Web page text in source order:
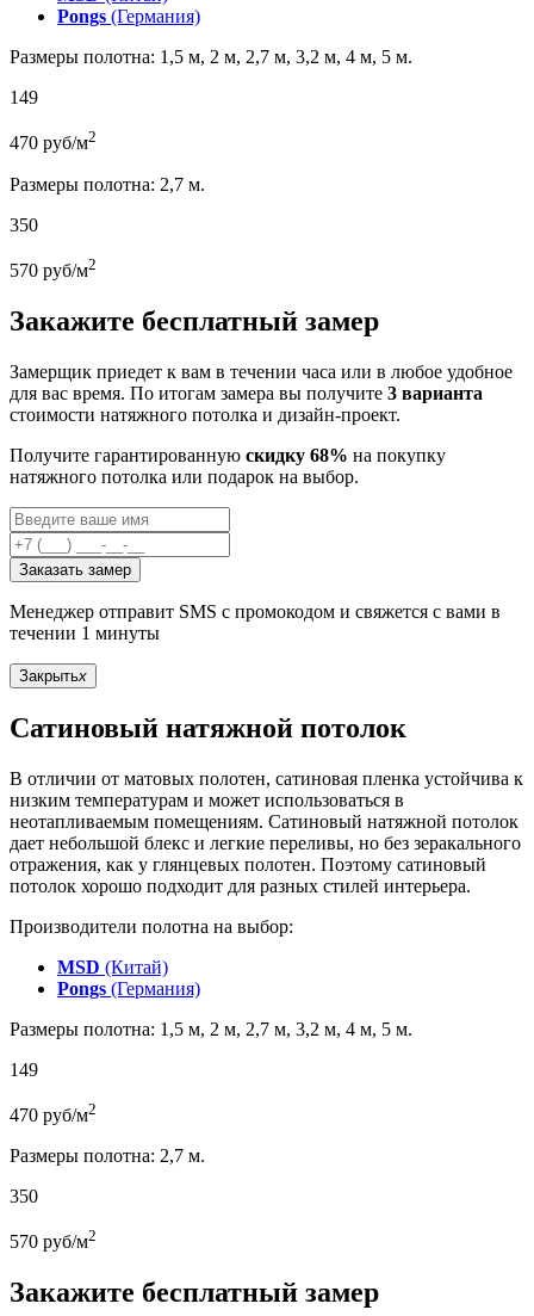
Pongs (Германия)
Размеры полотна: 1,5 м, 2 м, 2,7 м, 3,2 м, 4 м, 5 м.
149
470 руб/м2
Размеры полотна: 2,7 м.
350
570 руб/м2
Закажите бесплатный замер
Замерщик приедет к вам в течении часа или в любое удобное
для вас время. По итогам замера вы получите 3 варианта
стоимости натяжного потолка и дизайн-проект.
Получите гарантированную скидку 68% на покупку
натяжного потолка или подарок на выбор.
Заказать замер
Менеджер отправит SMS с промокодом и свяжется с вами в
течении 1 минуты
Закрытьx
Сатиновый натяжной потолок
В отличии от матовых полотен, сатиновая пленка устойчива к
низким температурам и может использоваться в
неотапливаемым помещениям. Сатиновый натяжной потолок
дает небольшой блекс и легкие переливы, но без зеракального
отражения, как у глянцевых полотен. Поэтому сатиновый
потолок хорошо подходит для разных стилей интерьера.
Производители полотна на выбор:
MSD (Китай)
Pongs (Германия)
Размеры полотна: 1,5 м, 2 м, 2,7 м, 3,2 м, 4 м, 5 м.
149
470 руб/м2
Размеры полотна: 2,7 м.
350
570 руб/м2
Закажите бесплатный замер